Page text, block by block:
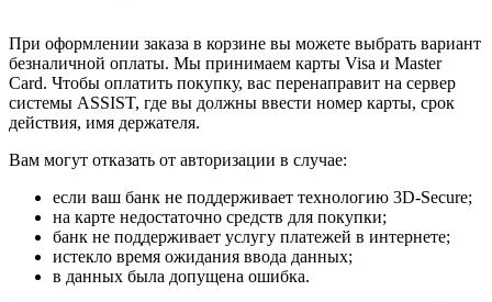
При оформлении заказа в корзине вы можете выбрать вариант
безналичной оплаты. Мы принимаем карты Visa и Master
Card. Чтобы оплатить покупку, вас перенаправит на сервер
системы ASSIST, где вы должны ввести номер карты, срок
действия, имя держателя.
Вам могут отказать от авторизации в случае:
если ваш банк не поддерживает технологию 3D-Secure;
на карте недостаточно средств для покупки;
банк не поддерживает услугу платежей в интернете;
истекло время ожидания ввода данных;
в данных была допущена ошибка.